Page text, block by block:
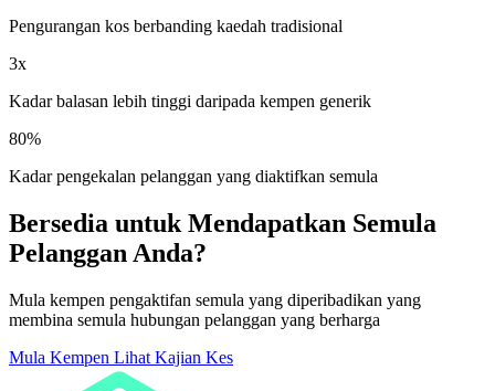
Pengurangan kos berbanding kaedah tradisional
3x
Kadar balasan lebih tinggi daripada kempen generik
80%
Kadar pengekalan pelanggan yang diaktifkan semula
Bersedia untuk Mendapatkan Semula
Pelanggan Anda?
Mula kempen pengaktifan semula yang diperibadikan yang
membina semula hubungan pelanggan yang berharga
Mula Kempen Lihat Kajian Kes